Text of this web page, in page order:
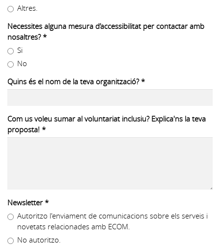
Altres.
Necessites alguna mesura d’accessibilitat per contactar amb
nosaltres?*
Si
No
Quins és el nom de la teva organització?*
Com us voleu sumar al voluntariat inclusiu? Explica'ns la teva
proposta! *
Newsletter*
Autoritzo l'enviament de comunicacions sobre els serveis i
novetats relacionades amb ECOM.
No autoritzo.